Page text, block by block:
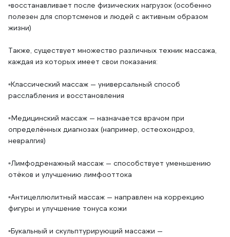
▫️восстанавливает после физических нагрузок (особенно
полезен для спортсменов и людей с активным образом
жизни)
Также, существует множество различных техник массажа,
каждая из которых имеет свои показания:
▫️Классический массаж — универсальный способ
расслабления и восстановления
▫️Медицинский массаж — назначается врачом при
определённых диагнозах (например, остеохондроз,
невралгия)
▫️Лимфодренажный массаж — способствует уменьшению
отёков и улучшению лимфооттока
▫️Антицеллюлитный массаж — направлен на коррекцию
фигуры и улучшение тонуса кожи
▫️Букальный и скульптурирующий массажи —